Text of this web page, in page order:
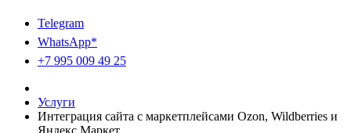
Telegram
WhatsApp*
+7 995 009 49 25
Услуги
Интеграция сайта с маркетплейсами Ozon, Wildberries и
Яндекс.Маркет